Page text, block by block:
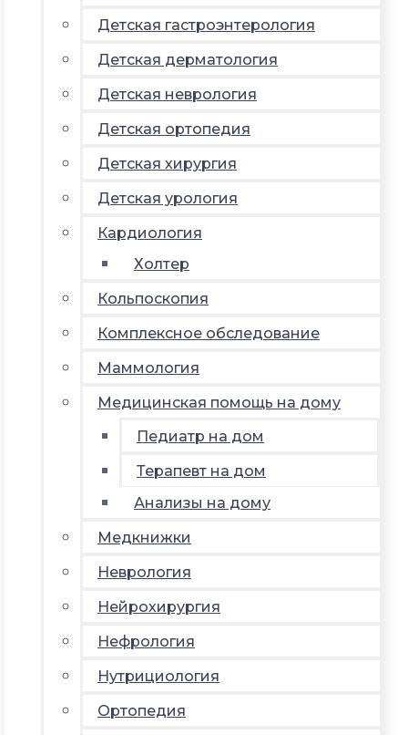
Детская гастроэнтерология
Детская дерматология
Детская неврология
Детская ортопедия
Детская хирургия
Детская урология
Кардиология
Холтер
Кольпоскопия
Комплексное обследование
Маммология
Медицинская помощь на дому
Педиатр на дом
Терапевт на дом
Анализы на дому
Медкнижки
Неврология
Нейрохирургия
Нефрология
Нутрициология
Ортопедия